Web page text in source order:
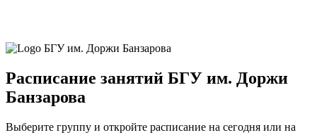
Расписание занятий БГУ им. Доржи
Банзарова
Выберите группу и откройте расписание на сегодня или на